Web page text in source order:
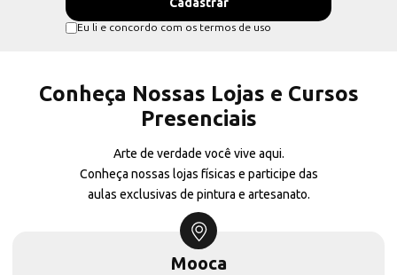
Eu li e concordo com os termos de uso
Conheça Nossas Lojas e Cursos
Presenciais
Arte de verdade você vive aqui.
Conheça nossas lojas físicas e participe das
aulas exclusivas de pintura e artesanato.
Mooca